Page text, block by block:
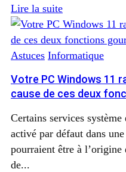
Lire la suite
Astuces Informatique
Votre PC Windows 11
cause de ces deux
Certains services
activé par défaut dans
pourraient être à l’origine
de...